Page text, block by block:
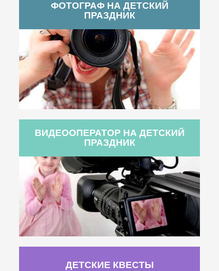
ФОТОГРАФ НА ДЕТСКИЙ
ПРАЗДНИК
ВИДЕООПЕРАТОР НА ДЕТСКИЙ
ПРАЗДНИК
ДЕТСКИЕ КВЕСТЫ